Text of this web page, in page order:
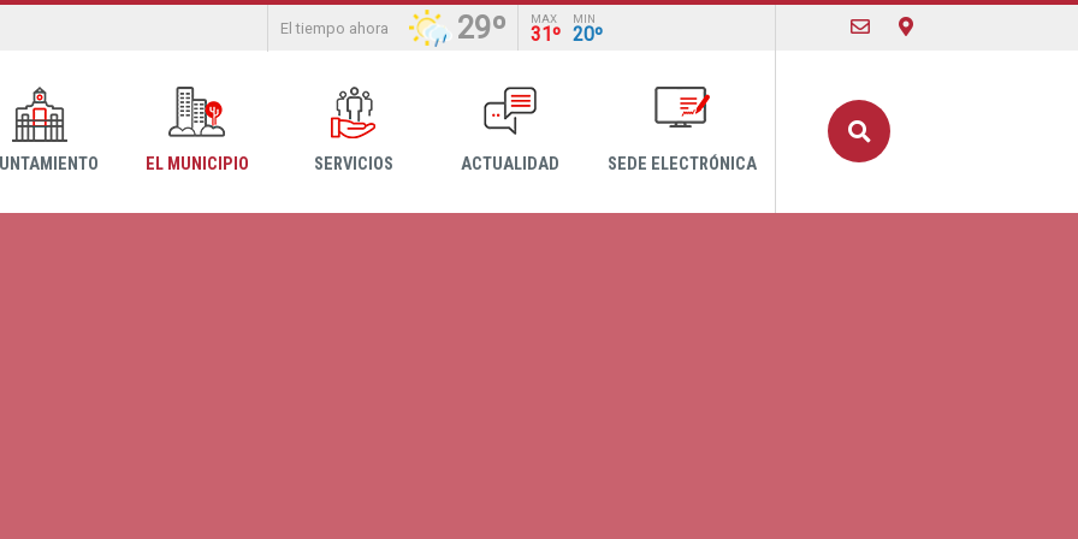
El tiempo ahora 29º MAX
31º
MIN
20º
EL MUNICIPIO SERVICIOS ACTUALIDAD SEDE ELECTRÓNICA